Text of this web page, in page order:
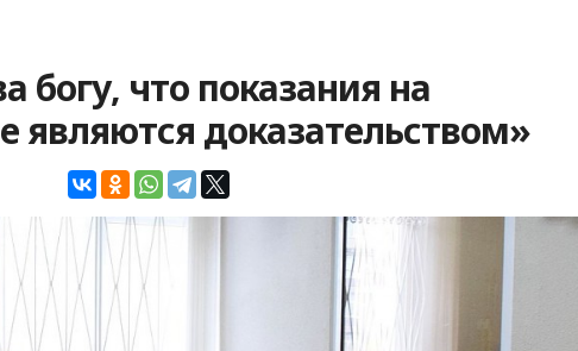
богу, что показания на
являются доказательством»